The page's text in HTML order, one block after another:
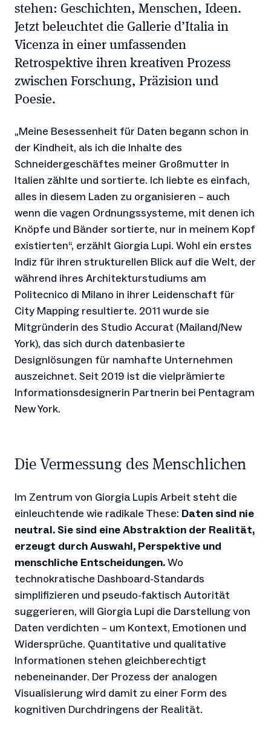
stehen: Geschichten, Menschen, Ideen.
Jetzt beleuchtet die Gallerie d’Italia in
Vicenza in einer umfassenden
Retrospektive ihren kreativen Prozess
zwischen Forschung, Präzision und
Poesie.
„Meine Besessenheit für Daten begann schon in
der Kindheit, als ich die Inhalte des
Schneidergeschäftes meiner Großmutter in
Italien zählte und sortierte. Ich liebte es einfach,
alles in diesem Laden zu organisieren – auch
wenn die vagen Ordnungssysteme, mit denen ich
Knöpfe und Bänder sortierte, nur in meinem Kopf
existierten“, erzählt Giorgia Lupi. Wohl ein erstes
Indiz für ihren strukturellen Blick auf die Welt, der
während ihres Architekturstudiums am
Politecnico di Milano in ihrer Leidenschaft für
City Mapping resultierte. 2011 wurde sie
Mitgründerin des Studio Accurat (Mailand/New
York), das sich durch datenbasierte
Designlösungen für namhafte Unternehmen
auszeichnet. Seit 2019 ist die vielprämierte
Informationsdesignerin Partnerin bei Pentagram
New York.
Die Vermessung des Menschlichen
Im Zentrum von Giorgia Lupis Arbeit steht die
einleuchtende wie radikale These: Daten sind nie
neutral. Sie sind eine Abstraktion der Realität,
erzeugt durch Auswahl, Perspektive und
menschliche Entscheidungen.Wo
technokratische Dashboard-Standards
simplifizieren und pseudo-faktisch Autorität
suggerieren, will Giorgia Lupi die Darstellung von
Daten verdichten – um Kontext, Emotionen und
Widersprüche. Quantitative und qualitative
Informationen stehen gleichberechtigt
nebeneinander. Der Prozess der analogen
Visualisierung wird damit zu einer Form des
kognitiven Durchdringens der Realität.